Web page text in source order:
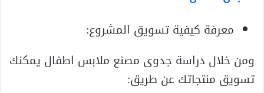
معرفة كيفية تسويق المشروع:
ومن خلال دراسة جدوى مصنع ملابس اطفال يمكنك
تسويق منتجاتك عن طريق: